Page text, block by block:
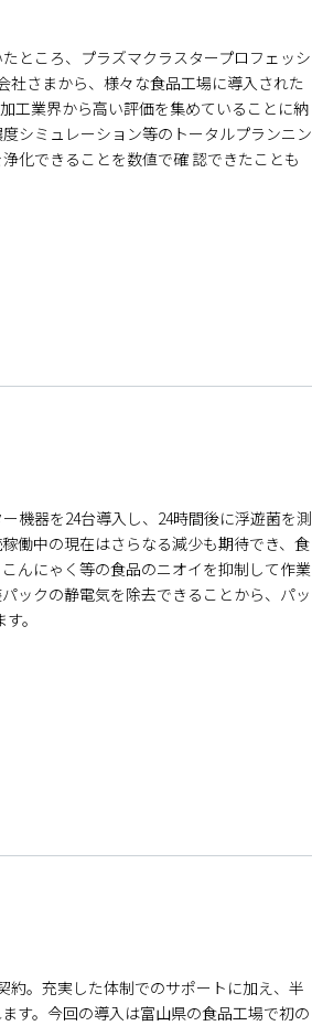
ところ、プラズマクラスタープロフェッシ
社さまから、様々な食品工場に導入された
工業界から高い評価を集めていることに納
シミュレーション等のトータルプランニン
化できることを数値で確 認できたことも
機器を24台導入し、24時間後に浮遊菌を測
働中の現在はさらなる減少も期待でき、食
んにゃく等の食品のニオイを抑制して作業
ックの静電気を除去できることから、パッ
。
約。充実した体制でのサポートに加え、半
す。今回の導入は富山県の食品工場で初の